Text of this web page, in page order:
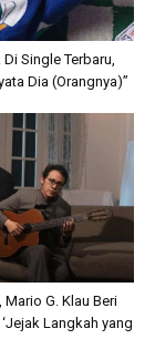
Single Terbaru,
Dia (Orangnya)”
G. Klau Beri
Langkah yang